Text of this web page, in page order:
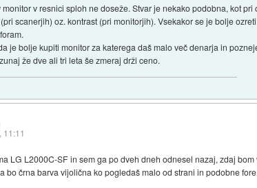
monitor v resnici sploh ne doseže. Stvar je nekako podobna, kot
scanerjih) oz. kontrast (pri monitorjih). Vsekakor se je bolje
je bolje kupiti monitor za katerega daš malo več denarja in
že dve ali tri leta še zmeraj drži ceno.
11:11
LG L2000C-SF in sem ga po dveh dneh odnesel nazaj, zdaj
bo črna barva vijolična ko pogledaš malo od strani in podobne